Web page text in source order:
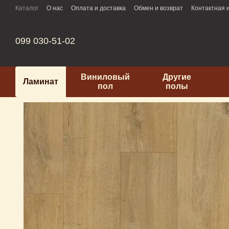
Перейти к основному контенту
Каталог О нас Оплата и доставка Обмен и возврат
099 030-51-02
Ламинат
Виниловый
пол
Другие
полы